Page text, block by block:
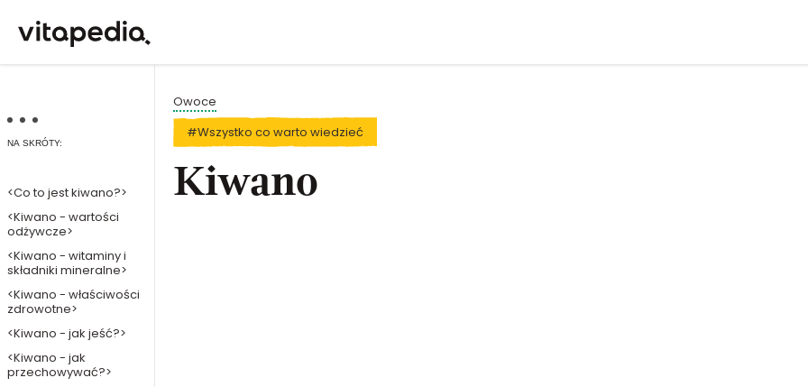
NA SKRÓTY:
<Co to jest kiwano?>
<Kiwano - wartości
odżywcze>
<Kiwano - witaminy i
składniki mineralne>
<Kiwano - właściwości
zdrowotne>
<Kiwano - jak jeść?>
<Kiwano - jak
przechowywać?>
Owoce
#Wszystko co warto wiedzieć
Kiwano